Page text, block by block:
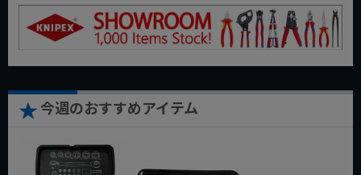
今週のおすすめアイテム